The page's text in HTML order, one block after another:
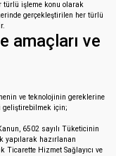
türlü işleme konu olarak
gerçekleştirilen her türlü
amaçları ve
ve teknolojinin gereklerine
geliştirebilmek için;
6502 sayılı Tüketicinin
yapılarak hazırlanan
Ticarette Hizmet Sağlayıcı ve